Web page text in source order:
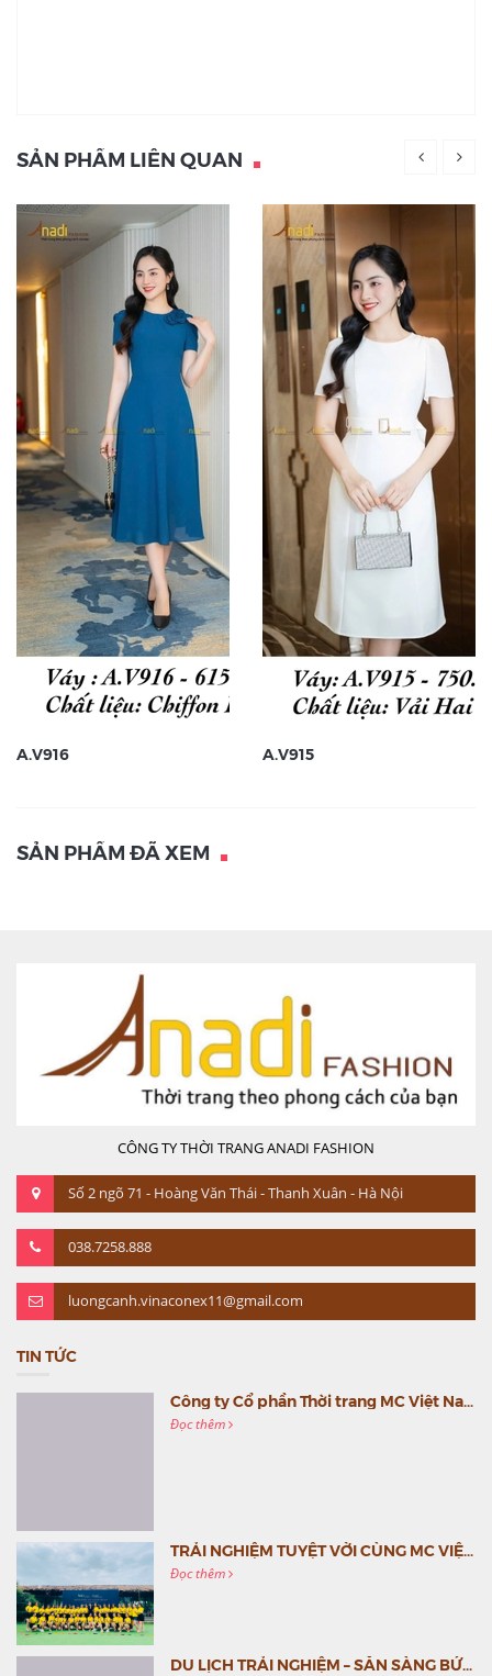
SẢN PHẨM LIÊN QUAN
A.V916 A.V915
SẢN PHẨM ĐÃ XEM
CÔNG TY THỜI TRANG ANADI FASHION
Số 2 ngõ 71 - Hoàng Văn Thái - Thanh Xuân - Hà Nội
038.7258.888
luongcanh.vinaconex11@gmail.com
TIN TỨC
Công ty Cổ phần Thời trang MC Việt Nam (MC Fashion) tổ chức Gala mừng sinh nhật lần thứ 9
Đọc thêm
TRẢI NGHIỆM TUYỆT VỜI CÙNG MC VIỆT NAM
Đọc thêm
DU LỊCH TRẢI NGHIỆM – SẴN SÀNG BỨT PHÁ CÙNG MC VIỆT NAM